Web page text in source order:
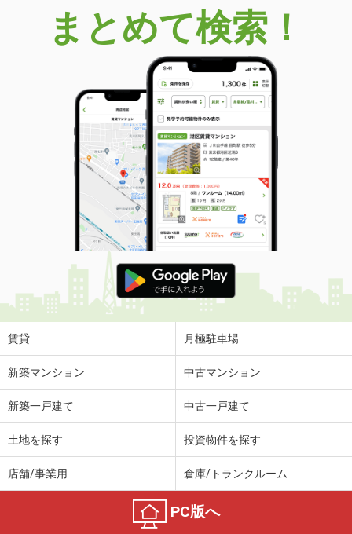
まとめて検索！
賃貸 月極駐車場
新築マンション 中古マンション
新築一戸建て 中古一戸建て
土地を探す 投資物件を探す
店舗/事業用 倉庫/トランクルーム
PC版へ